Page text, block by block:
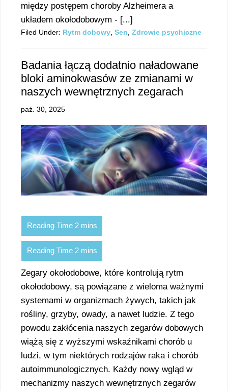
między postępem choroby Alzheimera a
układem okołodobowym - [...]
Filed Under: Rytm dobowy Sen Zdrowie psychiczne
Badania łączą dodatnio naładowane
bloki aminokwasów ze zmianami w
naszych wewnętrznych zegarach
paź. 30, 2025
Zegary okołodobowe, które kontrolują rytm
okołodobowy, są powiązane z wieloma ważnymi
systemami w organizmach żywych, takich jak
rośliny, grzyby, owady, a nawet ludzie. Z tego
powodu zakłócenia naszych zegarów dobowych
wiążą się z wyższymi wskaźnikami chorób u
ludzi, w tym niektórych rodzajów raka i chorób
autoimmunologicznych. Każdy nowy wgląd w
mechanizmy naszych wewnętrznych zegarów